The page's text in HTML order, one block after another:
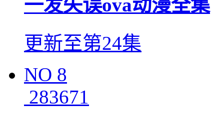
一发失误ova动漫全集
更新至第24集
NO 8
283671